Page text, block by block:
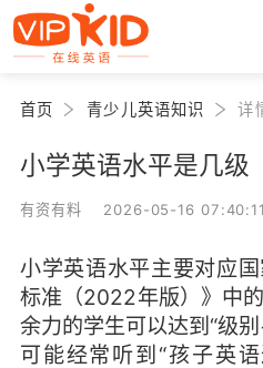
首页 青少儿英语知识 详
小学英语水平是几级
有资有料 2026-05-16 07:40:11
小学英语水平主要对应
标准（2022年版）》中
余力的学生可以达到“级
可能经常听到“孩子英